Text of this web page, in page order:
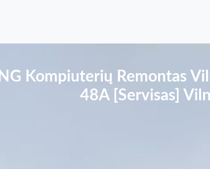
Kompiuterių Remontas
48A [Servisas]